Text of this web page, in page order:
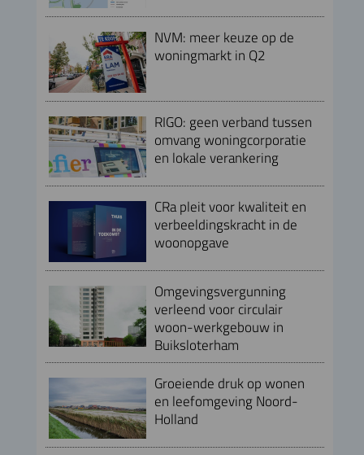
NVM: meer keuze op de
woningmarkt in Q2
RIGO: geen verband tussen
omvang woningcorporatie
en lokale verankering
CRa pleit voor kwaliteit en
verbeeldingskracht in de
woonopgave
Omgevingsvergunning
verleend voor circulair
woon-werkgebouw in
Buiksloterham
Groeiende druk op wonen
en leefomgeving Noord-
Holland